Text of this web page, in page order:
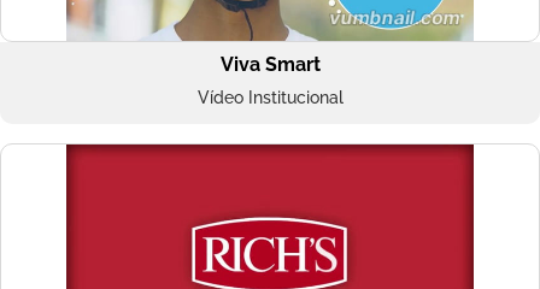
Viva Smart
Vídeo Institucional